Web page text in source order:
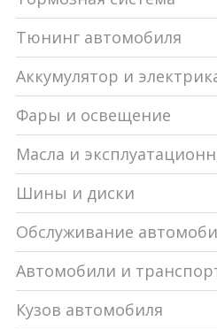
Тюнинг автомобиля
Аккумулятор и
Фары и освещение
Масла и
Шины и диски
Обслуживание
Автомобили и
Кузов автомобиля